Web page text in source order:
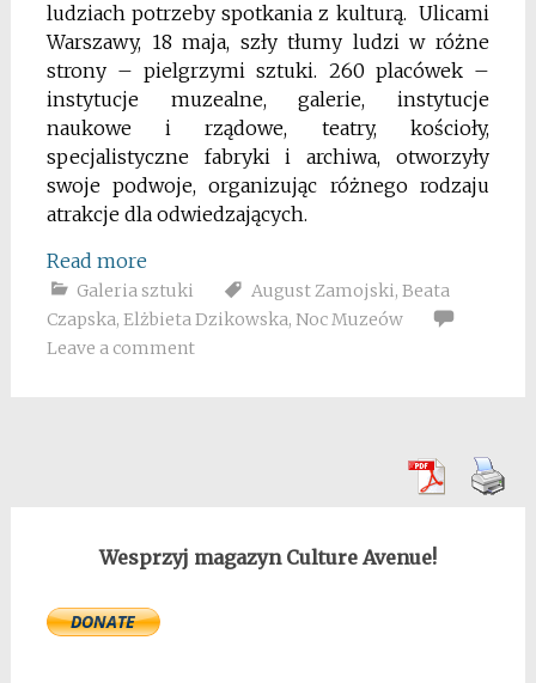
ludziach potrzeby spotkania z kulturą. Ulicami
Warszawy, 18 maja, szły tłumy ludzi w różne
strony – pielgrzymi sztuki. 260 placówek –
instytucje muzealne, galerie, instytucje
naukowe i rządowe, teatry, kościoły,
specjalistyczne fabryki i archiwa, otworzyły
swoje podwoje, organizując różnego rodzaju
atrakcje dla odwiedzających.
Read more
Galeria sztuki August Zamojski, Beata
Czapska, Elżbieta Dzikowska, Noc Muzeów
Leave a comment
Wesprzyj magazyn Culture Avenue!